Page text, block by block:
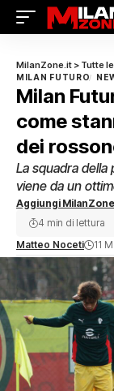
MilanZone.it > Tutte
MILAN FUTURO
Milan
come
dei
La squadra della
viene da un
Aggiungi
Matteo Noceti 11
4 min di lettura